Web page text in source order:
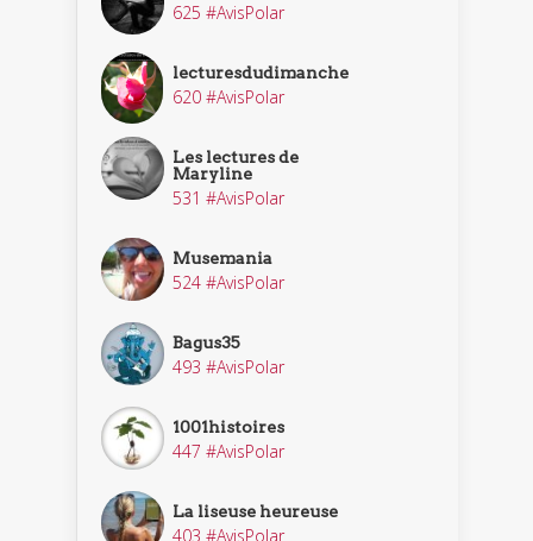
625 #AvisPolar
lecturesdudimanche
620 #AvisPolar
Les lectures de
Maryline
531 #AvisPolar
Musemania
524 #AvisPolar
Bagus35
493 #AvisPolar
1001histoires
447 #AvisPolar
La liseuse heureuse
403 #AvisPolar